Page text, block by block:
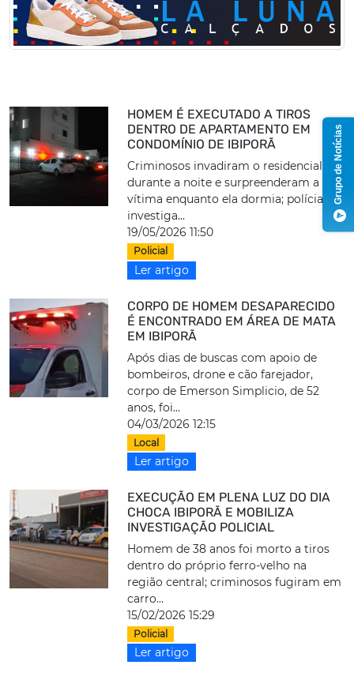
HOMEM É EXECUTADO A TIROS
DENTRO DE APARTAMENTO EM
CONDOMÍNIO DE IBIPORÃ
Criminosos invadiram o residencial
durante a noite e surpreenderam a
vítima enquanto ela dormia; polícia
investiga...
19/05/2026 11:50
Policial
Ler artigo
CORPO DE HOMEM DESAPARECIDO
É ENCONTRADO EM ÁREA DE MATA
EM IBIPORÃ
Após dias de buscas com apoio de
bombeiros, drone e cão farejador,
corpo de Emerson Simplicio, de 52
anos, foi...
04/03/2026 12:15
Local
Ler artigo
EXECUÇÃO EM PLENA LUZ DO DIA
CHOCA IBIPORÃ E MOBILIZA
INVESTIGAÇÃO POLICIAL
Homem de 38 anos foi morto a tiros
dentro do próprio ferro-velho na
região central; criminosos fugiram em
carro...
15/02/2026 15:29
Policial
Ler artigo
Grupo de Notícias